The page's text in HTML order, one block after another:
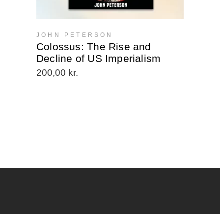
JOHN PETERSON
Colossus: The Rise and
Decline of US Imperialism
200,00 kr.